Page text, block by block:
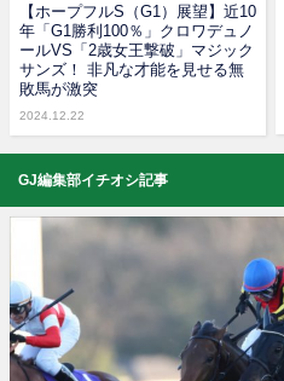
【ホープフルS（G1）展望】近10
年「G1勝利100％」クロワデュノ
ールVS「2歳女王撃破」マジック
サンズ！ 非凡な才能を見せる無
敗馬が激突
2024.12.22
GJ編集部イチオシ記事